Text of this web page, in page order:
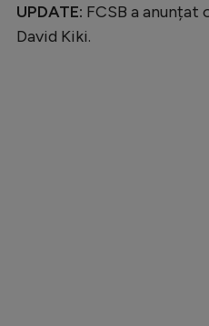
UPDATE: FCSB a
David Kiki.